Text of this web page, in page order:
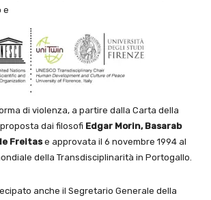
e
di violenza, a partire dalla Carta della
dai filosofi Edgar Morin, Basarab
Freitase approvata il 6 novembre 1994 al
della Transdisciplinarità in Portogallo.
anche il Segretario Generale della